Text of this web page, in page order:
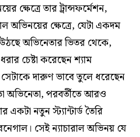
ক্ষেত্রে তার ট্রান্সফর্মেশন,
অভিনয়ের ক্ষেত্রে, যেটা একদম
অভিনেতার ভিতর থেকে,
চেষ্টা করেছেন শ্যাম
দারুণ ভাবে তুলে ধরেছেন
অভিনেতা, পরবর্তীতে আরও
নতুন স্ট্যান্টার্ড তৈরি
সেই ন্যাচারাল অভিনয় যে